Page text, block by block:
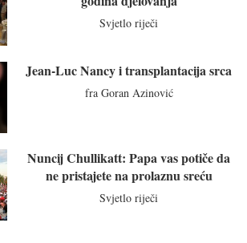
Svjetlo riječi
Jean-Luc Nancy i transplantacija srca
fra Goran Azinović
Nuncij Chullikatt: Papa vas potiče da
ne pristajete na prolaznu sreću
Svjetlo riječi